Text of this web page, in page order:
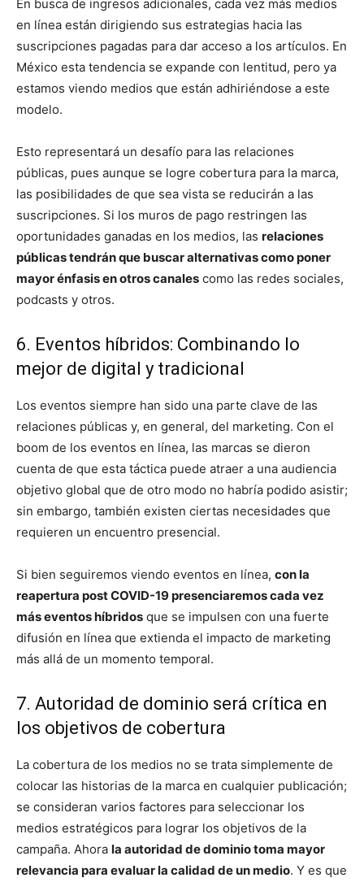
En busca de ingresos adicionales, cada vez más medios
en línea están dirigiendo sus estrategias hacia las
suscripciones pagadas para dar acceso a los artículos. En
México esta tendencia se expande con lentitud, pero ya
estamos viendo medios que están adhiriéndose a este
modelo.
Esto representará un desafío para las relaciones
públicas, pues aunque se logre cobertura para la marca,
las posibilidades de que sea vista se reducirán a las
suscripciones. Si los muros de pago restringen las
oportunidades ganadas en los medios, las relaciones
públicas tendrán que buscar alternativas como poner
mayor énfasis en otros canales como las redes sociales,
podcasts y otros.
6. Eventos híbridos: Combinando lo
mejor de digital y tradicional
Los eventos siempre han sido una parte clave de las
relaciones públicas y, en general, del marketing. Con el
boom de los eventos en línea, las marcas se dieron
cuenta de que esta táctica puede atraer a una audiencia
objetivo global que de otro modo no habría podido asistir;
sin embargo, también existen ciertas necesidades que
requieren un encuentro presencial.
Si bien seguiremos viendo eventos en línea, con la
reapertura post COVID-19 presenciaremos cada vez
más eventos híbridos que se impulsen con una fuerte
difusión en línea que extienda el impacto de marketing
más allá de un momento temporal.
7. Autoridad de dominio será crítica en
los objetivos de cobertura
La cobertura de los medios no se trata simplemente de
colocar las historias de la marca en cualquier publicación;
se consideran varios factores para seleccionar los
medios estratégicos para lograr los objetivos de la
campaña. Ahora la autoridad de dominio toma mayor
relevancia para evaluar la calidad de un medio. Y es que